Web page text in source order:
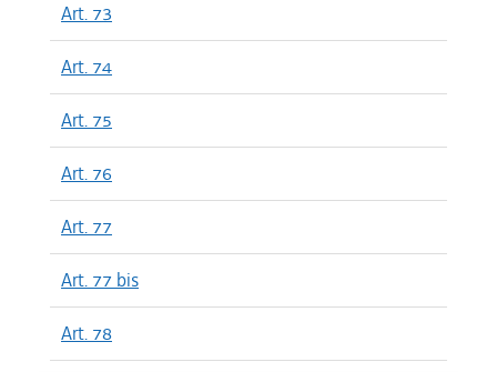
Art. 73
Art. 74
Art. 75
Art. 76
Art. 77
Art. 77 bis
Art. 78